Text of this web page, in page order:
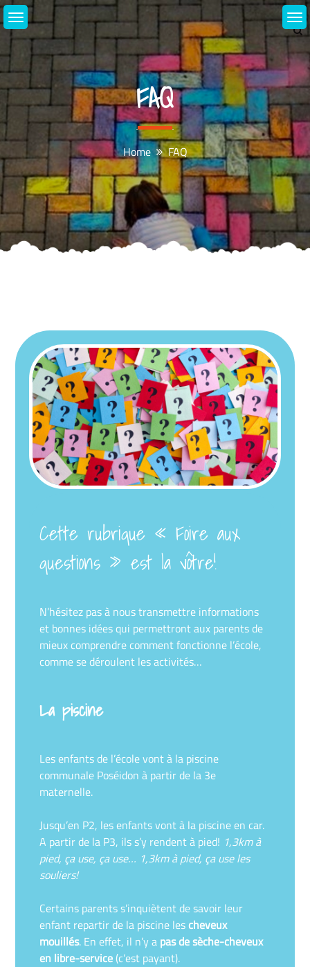
Skip
to
content
FAQ
Home FAQ
Cette rubrique « Foire aux
questions » est la vôtre!
N’hésitez pas à nous transmettre informations
et bonnes idées qui permettront aux parents de
mieux comprendre comment fonctionne l’école,
comme se déroulent les activités…
La piscine
Les enfants de l’école vont à la piscine
communale Poséidon à partir de la 3e
maternelle.
Jusqu’en P2, les enfants vont à la piscine en car.
A partir de la P3, ils s’y rendent à pied! 1,3km à
pied, ça use, ça use… 1,3km à pied, ça use les
souliers!
Certains parents s’inquiètent de savoir leur
enfant repartir de la piscine lescheveux
mouillés. En effet, il n’y a pas de sèche-cheveux
en libre-service (c’est payant).